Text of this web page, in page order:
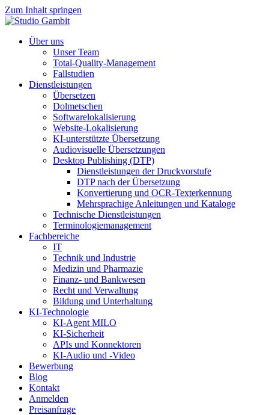
Zum Inhalt springen
Über uns
Unser Team
Total-Quality-Management
Fallstudien
Dienstleistungen
Übersetzen
Dolmetschen
Softwarelokalisierung
Website-Lokalisierung
KI-unterstützte Übersetzung
Audiovisuelle Übersetzungen
Desktop Publishing (DTP)
Dienstleistungen der Druckvorstufe
DTP nach der Übersetzung
Konvertierung und OCR-Texterkennung
Mehrsprachige Anleitungen und Kataloge
Technische Dienstleistungen
Terminologiemanagement
Fachbereiche
IT
Technik und Industrie
Medizin und Pharmazie
Finanz- und Bankwesen
Recht und Verwaltung
Bildung und Unterhaltung
KI-Technologie
KI-Agent MILO
KI-Sicherheit
APIs und Konnektoren
KI-Audio und -Video
Bewerbung
Blog
Kontakt
Anmelden
Preisanfrage